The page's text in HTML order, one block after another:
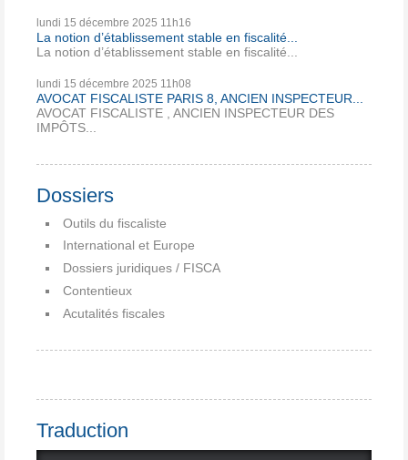
lundi 15 décembre 2025 11h16
La notion d’établissement stable en fiscalité...
La notion d’établissement stable en fiscalité...
lundi 15 décembre 2025 11h08
AVOCAT FISCALISTE PARIS 8, ANCIEN INSPECTEUR...
AVOCAT FISCALISTE , ANCIEN INSPECTEUR DES
IMPÔTS...
Dossiers
Outils du fiscaliste
International et Europe
Dossiers juridiques / FISCA
Contentieux
Acutalités fiscales
Traduction